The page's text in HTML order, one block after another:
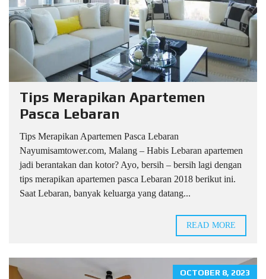
Tips Merapikan Apartemen
Pasca Lebaran
Tips Merapikan Apartemen Pasca Lebaran
Nayumisamtower.com, Malang – Habis Lebaran apartemen
jadi berantakan dan kotor? Ayo, bersih – bersih lagi dengan
tips merapikan apartemen pasca Lebaran 2018 berikut ini.
Saat Lebaran, banyak keluarga yang datang...
READ MORE
OCTOBER 8, 2023